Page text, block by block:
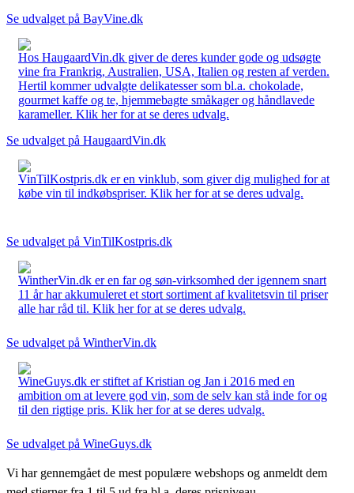
Se udvalget på BayVine.dk
Hos HaugaardVin.dk giver de deres kunder gode og udsøgte
vine fra Frankrig, Australien, USA, Italien og resten af verden.
Hertil kommer udvalgte delikatesser som bl.a. chokolade,
gourmet kaffe og te, hjemmebagte småkager og håndlavede
karameller. Klik her for at se deres udvalg.
Se udvalget på HaugaardVin.dk
VinTilKostpris.dk er en vinklub, som giver dig mulighed for at
købe vin til indkøbspriser. Klik her for at se deres udvalg.
Se udvalget på VinTilKostpris.dk
WintherVin.dk er en far og søn-virksomhed der igennem snart
11 år har akkumuleret et stort sortiment af kvalitetsvin til priser
alle har råd til. Klik her for at se deres udvalg.
Se udvalget på WintherVin.dk
WineGuys.dk er stiftet af Kristian og Jan i 2016 med en
ambition om at levere god vin, som de selv kan stå inde for og
til den rigtige pris. Klik her for at se deres udvalg.
Se udvalget på WineGuys.dk
Vi har gennemgået de mest populære webshops og anmeldt dem